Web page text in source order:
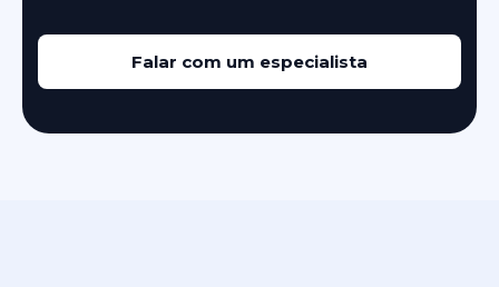
Falar com um especialista